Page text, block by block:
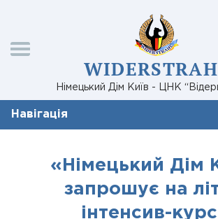
Німецький Дім Київ - ЦНК
Навігація
«Німецький Дім
запрошує на
інтенсив-